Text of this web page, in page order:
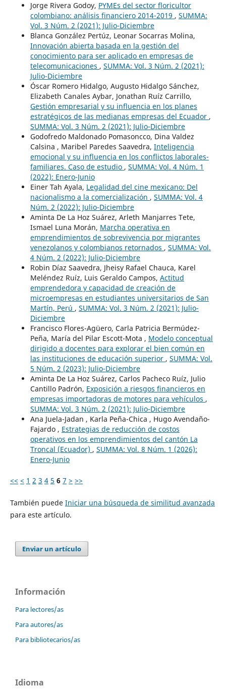
Jorge Rivera Godoy, PYMEs del sector floricultor
colombiano: análisis financiero 2014-2019 , SUMMA:
Vol. 3 Núm. 2 (2021): Julio-Diciembre
Blanca González Pertúz, Leonar Socarras Molina,
Innovación abierta basada en la gestión del
conocimiento para ser aplicado en empresas de
telecomunicaciones , SUMMA: Vol. 3 Núm. 2 (2021):
Julio-Diciembre
Óscar Romero Hidalgo, Augusto Hidalgo Sánchez,
Elizabeth Canales Aybar, Jonathan Ruíz Carrillo,
Gestión empresarial y su influencia en los planes
estratégicos de las medianas empresas del Ecuador ,
SUMMA: Vol. 3 Núm. 2 (2021): Julio-Diciembre
Godofredo Maldonado Pomasoncco, Dina Valdez
Calsina , Maribel Paredes Saavedra, Inteligencia
emocional y su influencia en los conflictos laborales-
familiares. Caso de estudio , SUMMA: Vol. 4 Núm. 1
(2022): Enero-Junio
Einer Tah Ayala, Legalidad del cine mexicano: Del
nacionalismo a la comercialización , SUMMA: Vol. 4
Núm. 2 (2022): Julio-Diciembre
Aminta De La Hoz Suárez, Arleth Manjarres Tete,
Ismael Luna Morán, Marcha operativa en
emprendimientos de sobrevivencia por migrantes
venezolanos y colombianos retornados , SUMMA: Vol.
4 Núm. 2 (2022): Julio-Diciembre
Robin Díaz Saavedra, Jheisy Rafael Chauca, Karel
Meléndez Ruíz, Luis Geraldo Campos, Actitud
emprendedora y capacidad de creación de
microempresas en estudiantes universitarios de San
Martín, Perú , SUMMA: Vol. 3 Núm. 2 (2021): Julio-
Diciembre
Francisco Flores-Agüero, Carla Patricia Bermúdez-
Peña, María del Pilar Escott-Mota , Modelo conceptual
dirigido a docentes para explorar el bien común en
las instituciones de educación superior , SUMMA: Vol.
5 Núm. 2 (2023): Julio-Diciembre
Aminta De La Hoz Suárez, Carlos Pacheco Ruíz, Julio
Cantillo Padrón, Exposición a riesgos financieros en
empresas importadoras de motores para vehículos ,
SUMMA: Vol. 3 Núm. 2 (2021): Julio-Diciembre
Ana Juela-Jadan , Karla Peña-Chica , Hugo Avendaño-
Fajardo , Estrategias de reducción de costos
operativos en los emprendimientos del cantón La
Troncal (Ecuador) , SUMMA: Vol. 8 Núm. 1 (2026):
Enero-Junio
<< < 1 2 3 4 5 6 7 > >>
También puede Iniciar una búsqueda de similitud avanzada
para este artículo.
Enviar un artículo
Información
Para lectores/as
Para autores/as
Para bibliotecarios/as
Idioma